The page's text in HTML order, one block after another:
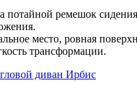
потайной ремешок
место, ровная
трансформации.